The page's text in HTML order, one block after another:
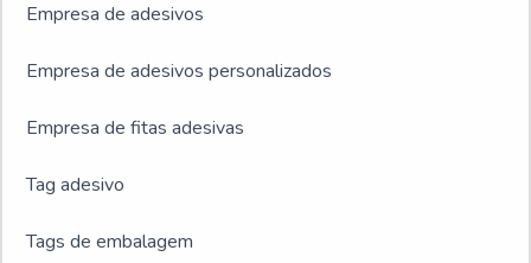
Empresa de adesivos
Empresa de adesivos personalizados
Empresa de fitas adesivas
Tag adesivo
Tags de embalagem